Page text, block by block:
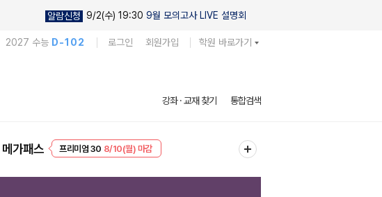
알람신청 9/2(수) 19:30 9월 모의고사 LIVE 설명회
2027 수능 D-102 로그인 회원가입 학원 바로가기
강좌 · 교재 찾기 통합검색
메가패스
EVENT 8/10(월) 마감